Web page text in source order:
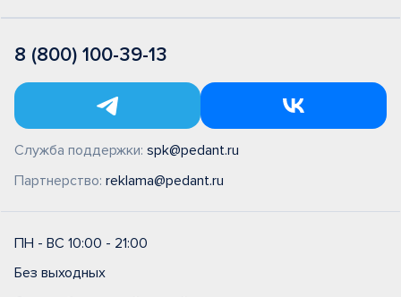
8 (800) 100-39-13
Служба поддержки: spk@pedant.ru
Партнерство: reklama@pedant.ru
ПН - ВС 10:00 - 21:00
Без выходных